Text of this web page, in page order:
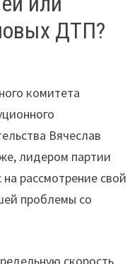
ДТП?
комитета
Вячеслав
лидером партии
рассмотрение свой
проблемы со
скорость